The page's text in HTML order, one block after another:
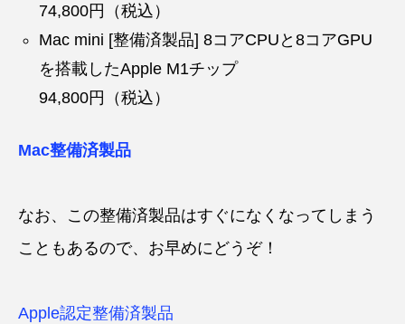
74,800円（税込）
Mac mini [整備済製品] 8コアCPUと8コアGPU
を搭載したApple M1チップ
94,800円（税込）
Mac整備済製品
なお、この整備済製品はすぐになくなってしまう
こともあるので、お早めにどうぞ！
Apple認定整備済製品